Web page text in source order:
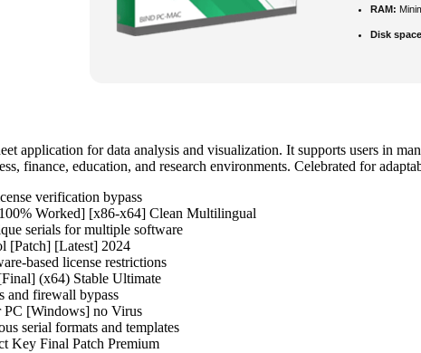
RAM:
Disk
application for data analysis and visualization. It supports users in
finance, education, and research environments. Celebrated for
verification bypass
Worked] [x86-x64] Clean Multilingual
serials for multiple software
[Patch] [Latest] 2024
based license restrictions
(x64) Stable Ultimate
and firewall bypass
[Windows] no Virus
serial formats and templates
Key Final Patch Premium